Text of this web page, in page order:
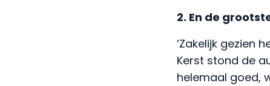
2. En de
‘Zakelijk gezien
Kerst stond de
helemaal goed,